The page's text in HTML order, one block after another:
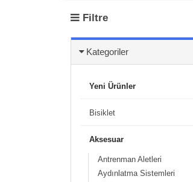
Filtre
Kategoriler
Yeni Ürünler
Bisiklet
Aksesuar
Antrenman Aletleri
Aydınlatma Sistemleri